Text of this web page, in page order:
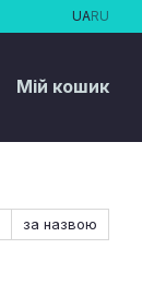
UARU
Мій кошик
за назвою